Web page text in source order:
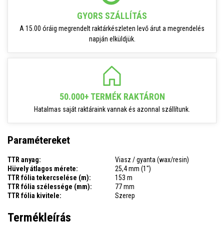
GYORS SZÁLLÍTÁS
A 15.00 óráig megrendelt raktárkészleten levő árut a megrendelés
napján elküldjük.
50.000+ TERMÉK RAKTÁRON
Hatalmas saját raktáraink vannak és azonnal szállítunk.
Paramétereket
TTR anyag:
Viasz / gyanta (wax/resin)
Hüvely átlagos mérete:
25,4 mm (1")
TTR fólia tekercselése (m):
153 m
TTR fólia szélessége (mm):
77 mm
TTR fólia kivitele:
Szerep
Termékleírás